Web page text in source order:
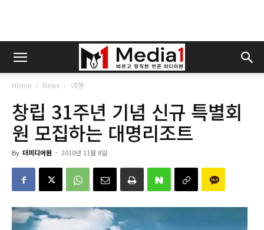
Home News 여행
창립 31주년 기념 신규 특별회
원 모집하는 대명리조트
By 더미디어원 - 2010년 11월 8일